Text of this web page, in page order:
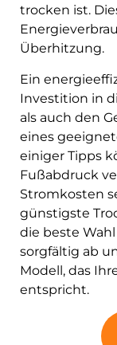
trocken ist.
Überhitzung.
Ein
Investition in
als auch den
eines
einiger Tipps
Fußabdruck
Stromkosten
günstigste
die beste
sorgfältig ab
Modell, das
entspricht.